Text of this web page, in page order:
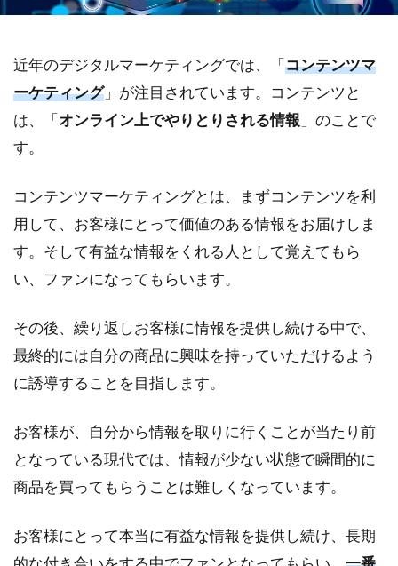
近年のデジタルマーケティングでは、「コンテンツマ
ーケティング」が注目されています。コンテンツと
は、「オンライン上でやりとりされる情報 」のことで
す。
コンテンツマーケティングとは、まずコンテンツを利
用して、お客様にとって価値のある情報をお届けしま
す。そして有益な情報をくれる人として覚えてもら
い、ファンになってもらいます。
その後、繰り返しお客様に情報を提供し続ける中で、
最終的には自分の商品に興味を持っていただけるよう
に誘導することを目指します。
お客様が、自分から情報を取りに行くことが当たり前
となっている現代では、情報が少ない状態で瞬間的に
商品を買ってもらうことは難しくなっています。
お客様にとって本当に有益な情報を提供し続け、長期